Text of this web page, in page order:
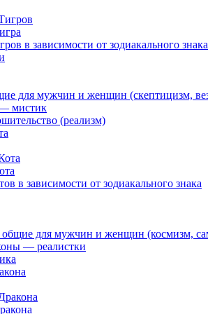
в зависимости от зодиакального знака
для мужчин и женщин (cкептицизм,
мистик
(реализм)
в зависимости от зодиакального знака
для мужчин и женщин (космизм,
— реалистки